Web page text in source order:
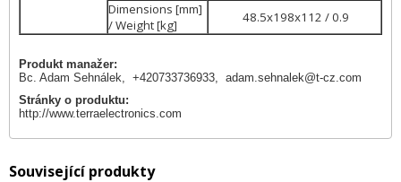
Dimensions [mm]
/ Weight [kg]
48.5x198x112 / 0.9
Produkt manažer:
Bc. Adam Sehnálek, +420733736933, adam.sehnalek@t-cz.com
Stránky o produktu:
http://www.terraelectronics.com
Související produkty